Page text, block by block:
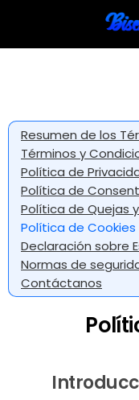
Resumen de los
Términos y
Política de
Política de
Política de Quejas
Política de Cookies
Declaración sobre
Normas de
Contáctanos